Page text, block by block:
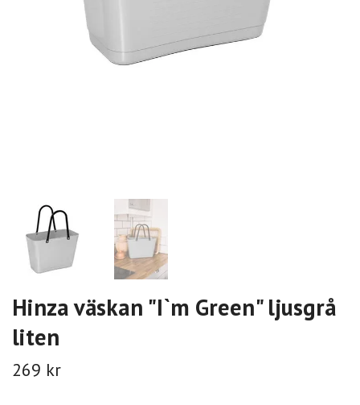
Hinza väskan "I`m Green" ljusgrå
liten
269 kr